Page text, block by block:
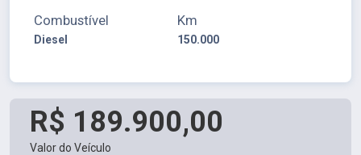
Combustível
Diesel
Km
150.000
R$ 189.900,00
Valor do Veículo